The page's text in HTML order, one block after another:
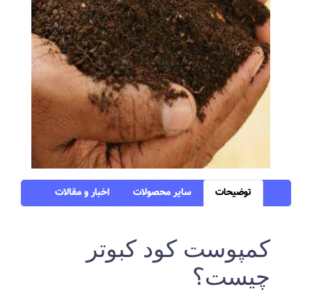
توضیحات سایر محصولات اخبار و مقالات
کمپوست کود کبوتر
چیست؟